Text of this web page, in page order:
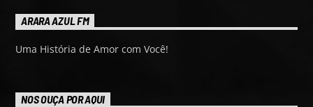
ARARA AZUL FM
Uma História de Amor com Você!
NOS OUÇA POR AQUI